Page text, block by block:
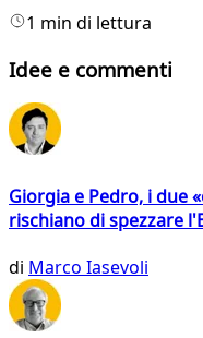
1 min di lettura
Idee e commenti
Giorgia e Pedro, i due
rischiano di spezzare
di Marco Iasevoli